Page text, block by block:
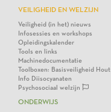
VEILIGHEID EN WELZIJN
Veiligheid (in het) nieuws
Infosessies en workshops
Opleidingskalender
Tools en links
Machinedocumentatie
Toolboxen: Basisveiligheid Hout
Info Diisocyanaten
Psychosociaal welzijn
ONDERWIJS